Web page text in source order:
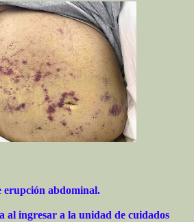
erupción abdominal.
al ingresar a la unidad de cuidados